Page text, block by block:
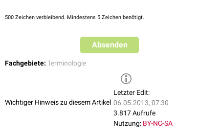
500 Zeichen verbleibend. Mindestens 5 Zeichen benötigt.
Absenden
Fachgebiete: Terminologie
Wichtiger Hinweis zu diesem Artikel
Letzter Edit:
06.05.2013, 07:30
3.817 Aufrufe
Nutzung: BY-NC-SA